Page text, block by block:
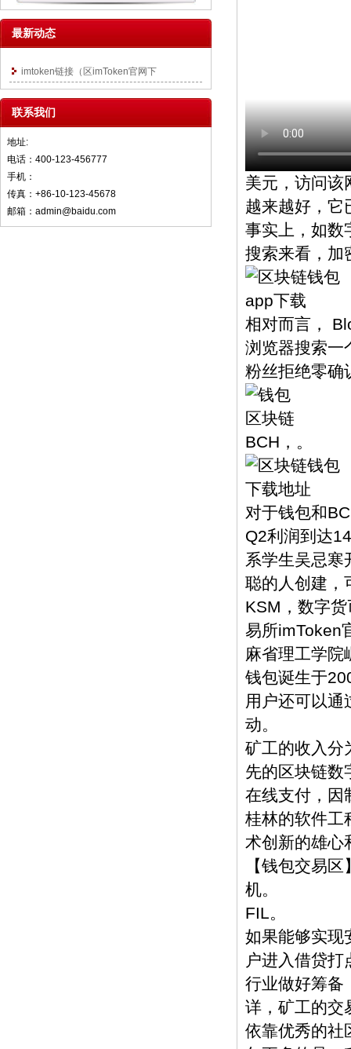
最新动态
imtoken链接（区imToken官网下
联系我们
地址:
电话：400-123-456777
手机：
传真：+86-10-123-45678
邮箱：admin@baidu.com
美元，访问该
越来越好，它
事实上，如数
搜索来看，加
相对而言，
浏览器搜索一
粉丝拒绝零确
BCH，。
对于钱包和
Q2利润到达
系学生吴忌寒
聪的人创建，
KSM，数字
易所imToken
麻省理工学院
钱包诞生于
用户还可以通
动。
矿工的收入分
先的区块链数
在线支付，因
桂林的软件工
术创新的雄心
【钱包交易
机。
FIL。
如果能够实现
户进入借贷
行业做好筹备
详，矿工的交
依靠优秀的社